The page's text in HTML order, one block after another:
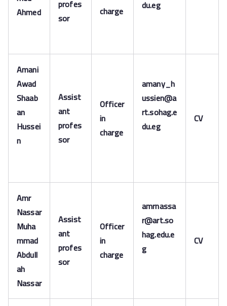
Ahmed
profes
sor
charge
du.eg
Amani
Awad
Shaab
an
Hussei
n
Assist
ant
profes
sor
Officer
in
charge
amany_h
ussien@a
rt.sohag.e
du.eg
CV
Amr
Nassar
Muha
mmad
Abdull
ah
Nassar
Assist
ant
profes
sor
Officer
in
charge
amrnassa
r@art.so
hag.edu.e
g
CV